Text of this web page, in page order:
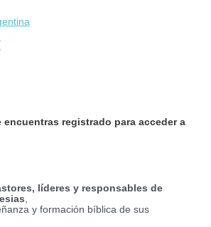
encuentras registrado para acceder a
líderes y responsables de
,
y formación bíblica de sus